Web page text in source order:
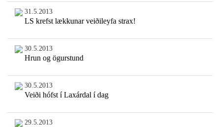
31.5.2013
LS krefst lækkunar veiðileyfa strax!
30.5.2013
Hrun og ögurstund
30.5.2013
Veiði hófst í Laxárdal í dag
29.5.2013